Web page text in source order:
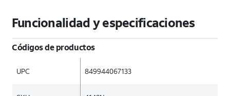
Funcionalidad y especificaciones
Códigos de productos
UPC 849944067133